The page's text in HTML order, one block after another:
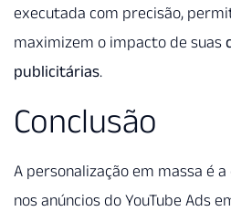
executada com precisão,
maximizem o impacto de suas
publicitárias.
Conclusão
A personalização em massa é
nos anúncios do YouTube Ads